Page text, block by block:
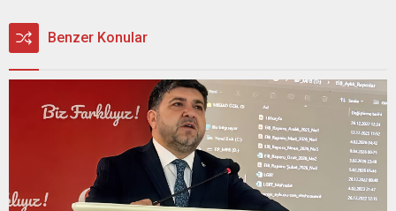
Benzer Konular